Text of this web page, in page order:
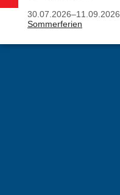
30.07.2026–11.09.2026
Sommerferien